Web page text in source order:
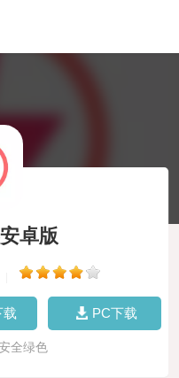
卓版
载 PC下载
全绿色